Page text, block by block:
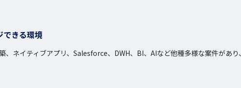
できる環境
、ネイティブアプリ、Salesforce、DWH、BI、AIなど他種多様な案件があ